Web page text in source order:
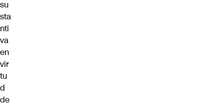
su
sta
nti
va
en
vir
tu
d
de